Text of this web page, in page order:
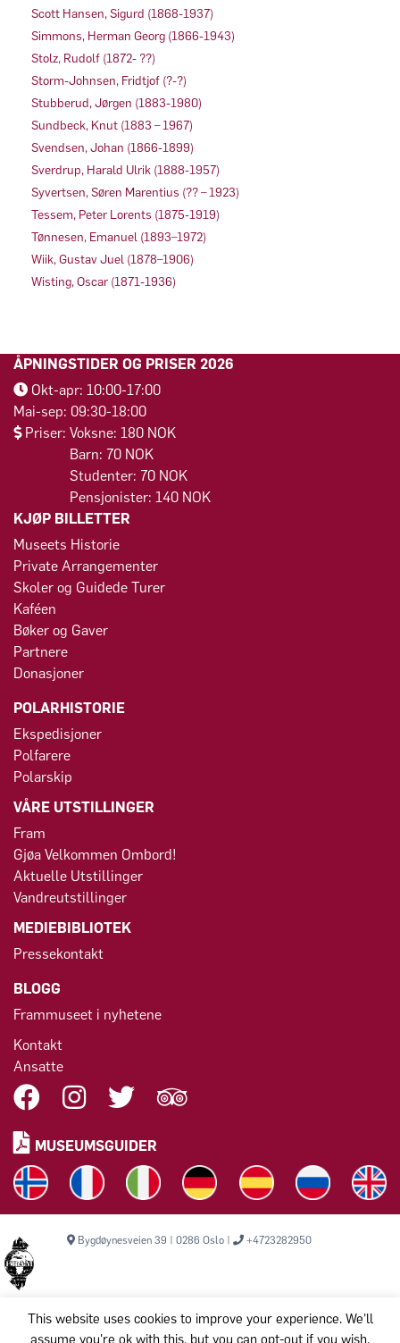
Scott Hansen, Sigurd (1868-1937)
Simmons, Herman Georg (1866-1943)
Stolz, Rudolf (1872- ??)
Storm-Johnsen, Fridtjof (?-?)
Stubberud, Jørgen (1883-1980)
Sundbeck, Knut (1883 – 1967)
Svendsen, Johan (1866-1899)
Sverdrup, Harald Ulrik (1888-1957)
Syvertsen, Søren Marentius (?? – 1923)
Tessem, Peter Lorents (1875-1919)
Tønnesen, Emanuel (1893–1972)
Wiik, Gustav Juel (1878–1906)
Wisting, Oscar (1871-1936)
ÅPNINGSTIDER OG PRISER 2026
Okt-apr: 10:00-17:00
Mai-sep: 09:30-18:00
Priser: Voksne: 180 NOK
Barn: 70 NOK
Studenter: 70 NOK
Pensjonister: 140 NOK
KJØP BILLETTER
Museets Historie
Private Arrangementer
Skoler og Guidede Turer
Kaféen
Bøker og Gaver
Partnere
Donasjoner
POLARHISTORIE
Ekspedisjoner
Polfarere
Polarskip
VÅRE UTSTILLINGER
Fram
Gjøa Velkommen Ombord!
Aktuelle Utstillinger
Vandreutstillinger
MEDIEBIBLIOTEK
Pressekontakt
BLOGG
Frammuseet i nyhetene
Kontakt
Ansatte
MUSEUMSGUIDER
Bygdøynesveien 39 | 0286 Oslo | +4723282950
Opphavsrett © 2026 Frammuseet. Alle rettigheter reservert.
This website uses cookies to improve your experience. We'll
assume you're ok with this, but you can opt-out if you wish.